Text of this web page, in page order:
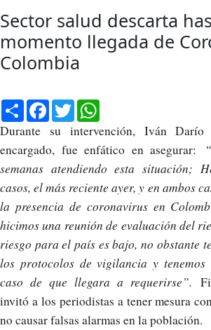
Sector salud descarta
momento llegada de
Colombia
Compartir
Facebook
Twitter
Durante su intervención, Iván Darío
encargado, fue enfático en asegurar:
semanas atendiendo esta situación;
casos, el más reciente ayer, y en ambos
la presencia de coronavirus en
hicimos una reunión de evaluación del
riesgo para el país es bajo, no obstante
los protocolos de vigilancia y
caso de que llegara a requerirse”.
invitó a los periodistas a tener mesura
no causar falsas alarmas en la población.